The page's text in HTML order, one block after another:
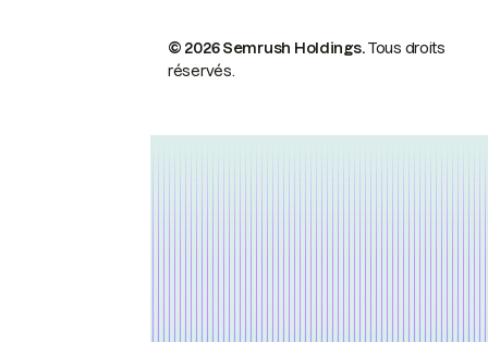
© 2026 Semrush Holdings.Tous droits
réservés.